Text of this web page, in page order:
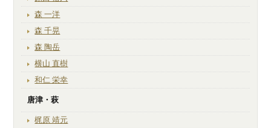
森 一洋
森 千晃
森 陶岳
横山 直樹
和仁 栄幸
唐津・萩
梶原 靖元